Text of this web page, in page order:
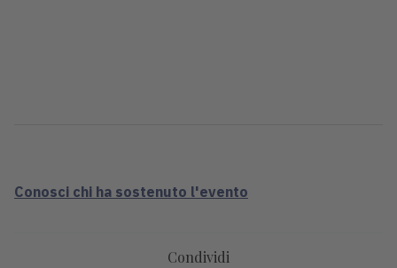
Conosci chi ha sostenuto l'evento
Condividi